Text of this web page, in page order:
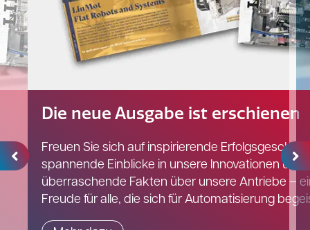
Die neue Ausgabe ist erschienen
Freuen Sie sich auf inspirierende
spannende Einblicke in unsere Innovationen und
überraschende Fakten über unsere Antriebe –
Freude für alle, die sich für Automatisierung